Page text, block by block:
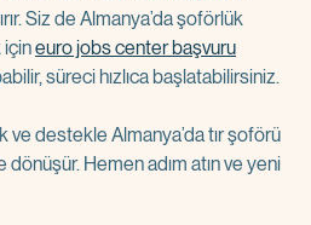
Siz de Almanya’da şoförlük
için euro jobs center başvuru
süreci hızlıca başlatabilirsiniz.
ve destekle Almanya’da tır şoförü
Hemen adım atın ve yeni